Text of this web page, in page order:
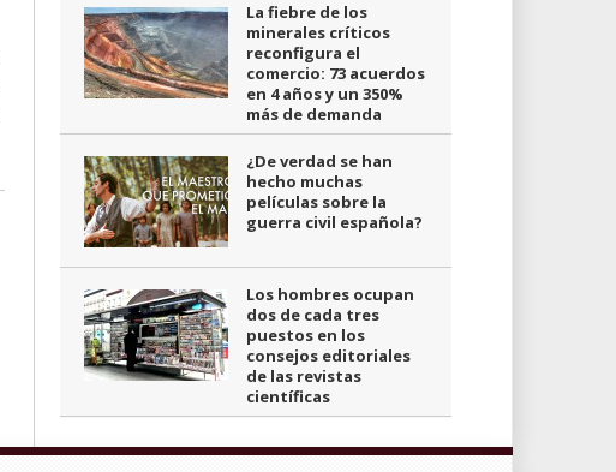
La fiebre de los
minerales críticos
reconfigura el
comercio: 73 acuerdos
en 4 años y un 350%
más de demanda
¿De verdad se han
hecho muchas
películas sobre la
guerra civil española?
Los hombres ocupan
dos de cada tres
puestos en los
consejos editoriales
de las revistas
científicas